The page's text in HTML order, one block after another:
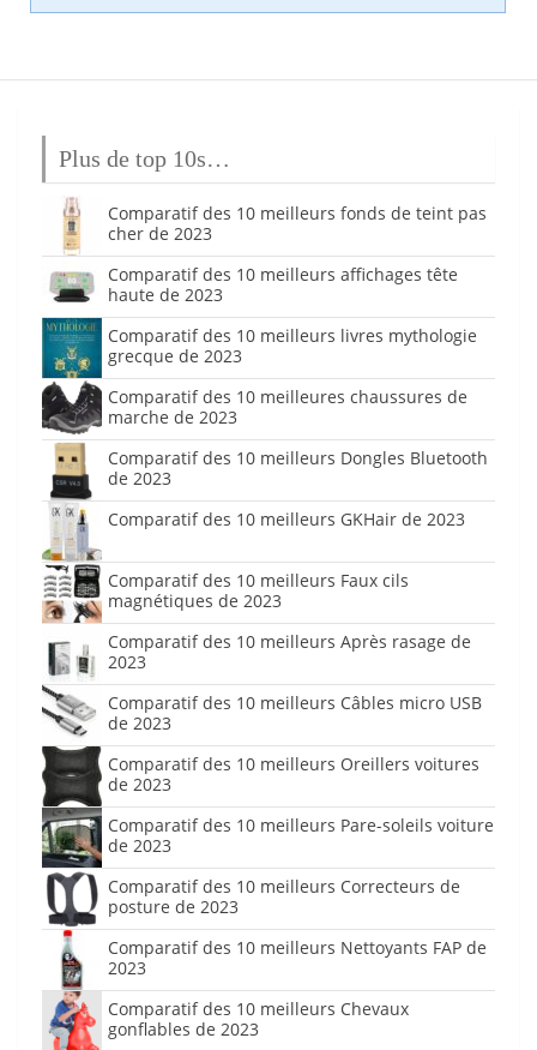
Plus de top 10s…
Comparatif des 10 meilleurs fonds de teint pas
cher de 2023
Comparatif des 10 meilleurs affichages tête
haute de 2023
Comparatif des 10 meilleurs livres mythologie
grecque de 2023
Comparatif des 10 meilleures chaussures de
marche de 2023
Comparatif des 10 meilleurs Dongles Bluetooth
de 2023
Comparatif des 10 meilleurs GKHair de 2023
Comparatif des 10 meilleurs Faux cils
magnétiques de 2023
Comparatif des 10 meilleurs Après rasage de
2023
Comparatif des 10 meilleurs Câbles micro USB
de 2023
Comparatif des 10 meilleurs Oreillers voitures
de 2023
Comparatif des 10 meilleurs Pare-soleils voiture
de 2023
Comparatif des 10 meilleurs Correcteurs de
posture de 2023
Comparatif des 10 meilleurs Nettoyants FAP de
2023
Comparatif des 10 meilleurs Chevaux
gonflables de 2023